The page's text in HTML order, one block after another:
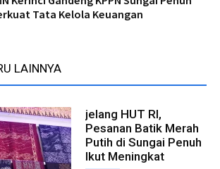
Tata Kelola Keuangan
LAINNYA
jelang HUT RI,
Pesanan Batik Merah
Putih di Sungai Penuh
Ikut Meningkat